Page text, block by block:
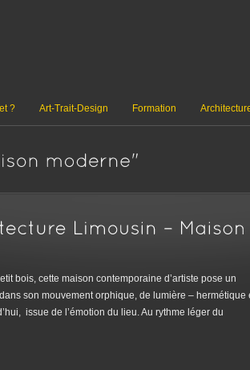
? Art-Trait-Design Formation
bois, cette maison contemporaine d’artiste pose un
son mouvement orphique, de lumière – hermétique
issue de l’émotion du lieu. Au rythme léger du